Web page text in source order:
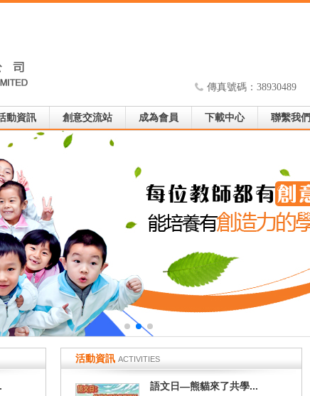
傳真號碼：38930489
動資訊 創意交流站 成為會員 下載中心 聯繫我們
活動資訊 ACTIVITIES
語文日—熊貓來了共學...